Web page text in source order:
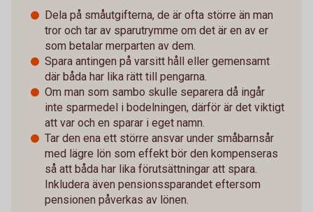
Dela på småutgifterna, de är ofta större än man
tror och tar av sparutrymme om det är en av er
som betalar merparten av dem.
Spara antingen på varsitt håll eller gemensamt
där båda har lika rätt till pengarna.
Om man som sambo skulle separera då ingår
inte sparmedel i bodelningen, därför är det viktigt
att var och en sparar i eget namn.
Tar den ena ett större ansvar under småbarnsår
med lägre lön som effekt bör den kompenseras
så att båda har lika förutsättningar att spara.
Inkludera även pensionssparandet eftersom
pensionen påverkas av lönen.